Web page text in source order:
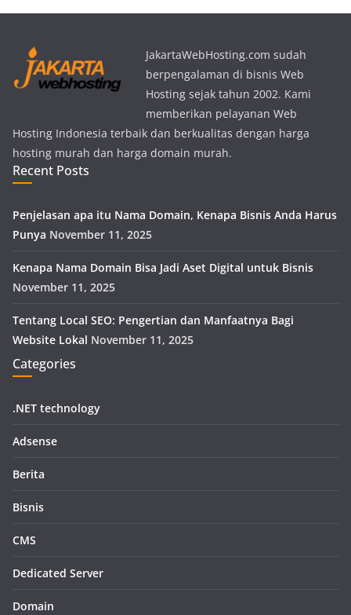
JakartaWebHosting.com sudah
berpengalaman di bisnis Web
Hosting sejak tahun 2002. Kami
memberikan pelayanan Web
Hosting Indonesia terbaik dan berkualitas dengan harga
hosting murah dan harga domain murah.
Recent Posts
Penjelasan apa itu Nama Domain, Kenapa Bisnis Anda Harus
Punya November 11, 2025
Kenapa Nama Domain Bisa Jadi Aset Digital untuk Bisnis
November 11, 2025
Tentang Local SEO: Pengertian dan Manfaatnya Bagi
Website Lokal November 11, 2025
Categories
.NET technology
Adsense
Berita
Bisnis
CMS
Dedicated Server
Domain